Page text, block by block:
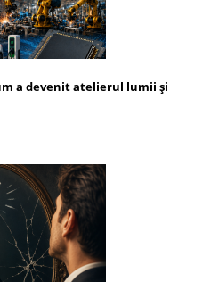
a devenit atelierul lumii și